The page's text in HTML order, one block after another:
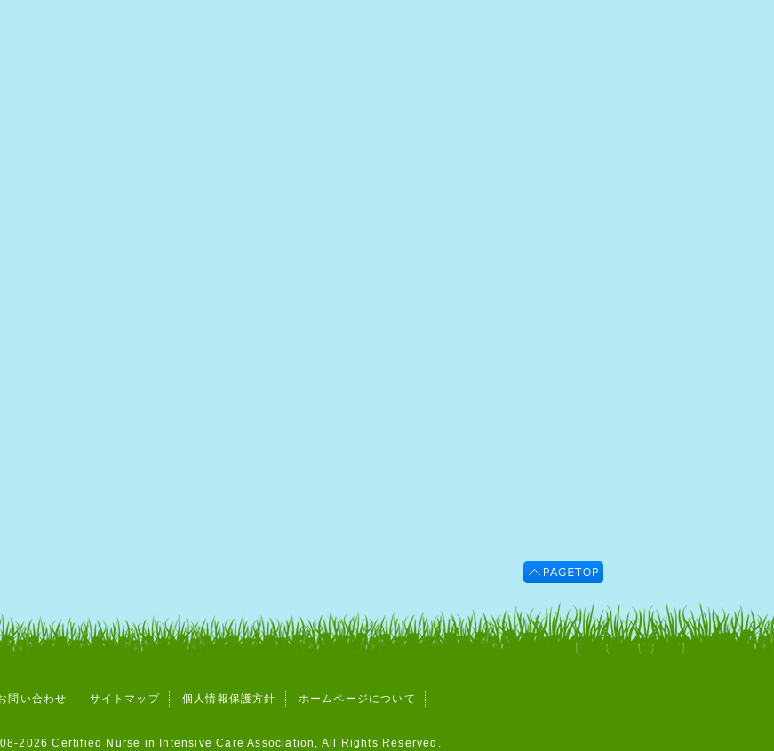
問い合わせ サイトマップ 個人情報保護方針 ホームページについて
2026 Certified Nurse in Intensive Care Association, All Rights Reserved.